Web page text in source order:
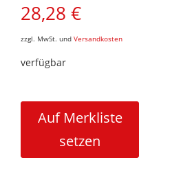
28,28€
zzgl. MwSt. undVersandkosten
verfügbar
Carlton
B8HC-
Menge
Auf Merkliste
setzen